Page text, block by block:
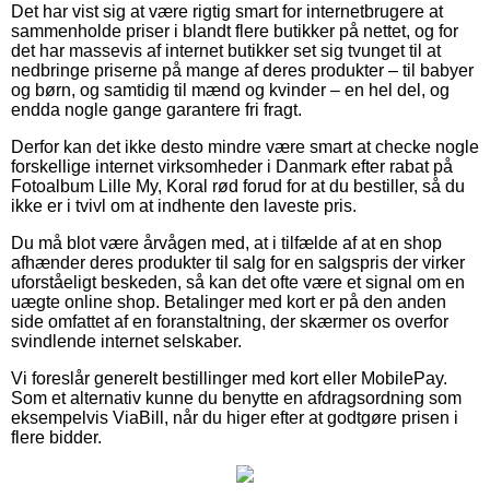
Det har vist sig at være rigtig smart for internetbrugere at
sammenholde priser i blandt flere butikker på nettet, og for
det har massevis af internet butikker set sig tvunget til at
nedbringe priserne på mange af deres produkter – til babyer
og børn, og samtidig til mænd og kvinder – en hel del, og
endda nogle gange garantere fri fragt.
Derfor kan det ikke desto mindre være smart at checke nogle
forskellige internet virksomheder i Danmark efter rabat på
Fotoalbum Lille My, Koral rød forud for at du bestiller, så du
ikke er i tvivl om at indhente den laveste pris.
Du må blot være årvågen med, at i tilfælde af at en shop
afhænder deres produkter til salg for en salgspris der virker
uforståeligt beskeden, så kan det ofte være et signal om en
uægte online shop. Betalinger med kort er på den anden
side omfattet af en foranstaltning, der skærmer os overfor
svindlende internet selskaber.
Vi foreslår generelt bestillinger med kort eller MobilePay.
Som et alternativ kunne du benytte en afdragsordning som
eksempelvis ViaBill, når du higer efter at godtgøre prisen i
flere bidder.